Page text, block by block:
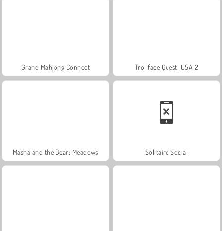
Grand Mahjong Connect Trollface Quest: USA 2
Masha and the Bear: Meadows Solitaire Social